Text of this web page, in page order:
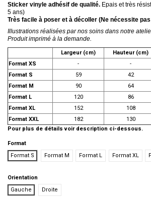
Sticker vinyle adhésif de qualité. Epais et très
5 ans)
Très facile à poser et à décoller (Ne nécessite
Illustrations réalisées par nos soins dans notre
Produit imprimé à la demande.
Largeur (cm)
Hauteur (cm)
Format XS
-
-
Format S
59
42
Format M
90
64
Format L
120
86
Format XL
152
108
Format XXL
182
130
Pour plus de détails voir description ci-dessous.
Format
Format S
Format M Format L Format XL
Orientation
Gauche
Droite